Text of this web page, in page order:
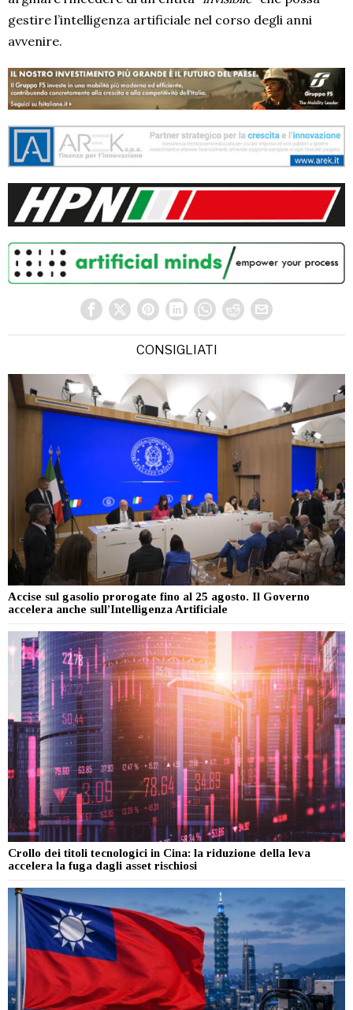
gestire l’intelligenza artificiale nel corso degli anni
avvenire.
CONSIGLIATI
Accise sul gasolio prorogate fino al 25 agosto. Il Governo
accelera anche sull’Intelligenza Artificiale
Crollo dei titoli tecnologici in Cina: la riduzione della leva
accelera la fuga dagli asset rischiosi